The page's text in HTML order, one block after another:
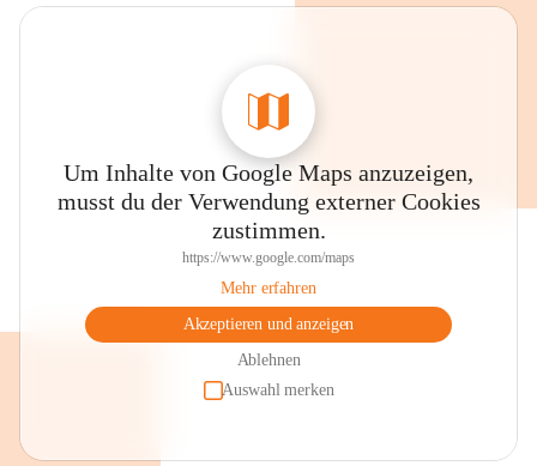
Um Inhalte von Google Maps anzuzeigen,
musst du der Verwendung externer Cookies
zustimmen.
https://www.google.com/maps
Mehr erfahren
Akzeptieren und anzeigen
Ablehnen
Auswahl merken